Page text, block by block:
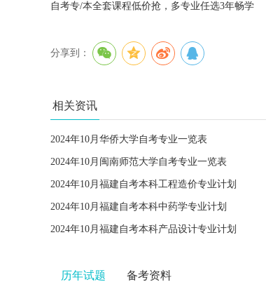
自考专/本全套课程低价抢，多专业任选3年畅学
分享到：
相关资讯
2024年10月华侨大学自考专业一览表
2024年10月闽南师范大学自考专业一览表
2024年10月福建自考本科工程造价专业计划
2024年10月福建自考本科中药学专业计划
2024年10月福建自考本科产品设计专业计划
历年试题 备考资料